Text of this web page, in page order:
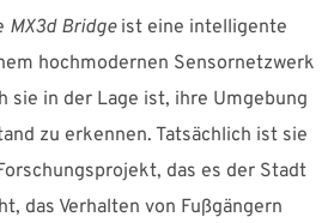
MX3d Bridgeist eine intelligente
hochmodernen Sensornetzwerk
sie in der Lage ist, ihre Umgebung
zu erkennen. Tatsächlich ist sie
das es der Stadt
das Verhalten von Fußgängern